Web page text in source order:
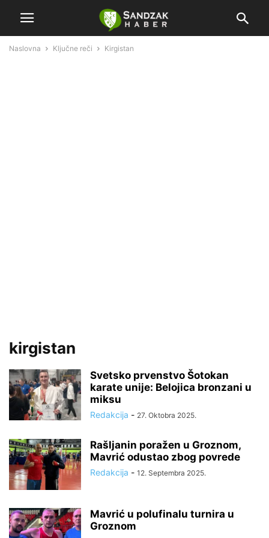
Naslovna Ključne reči Kirgistan
kirgistan
Svetsko prvenstvo Šotokan
karate unije: Belojica bronzani u
miksu
Redakcija - 27. Oktobra 2025.
Rašljanin poražen u Groznom,
Mavrić odustao zbog povrede
Redakcija - 12. Septembra 2025.
Mavrić u polufinalu turnira u
Groznom